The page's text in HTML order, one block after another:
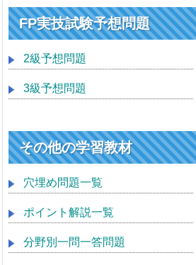
FP実技試験予想問題
2級予想問題
3級予想問題
その他の学習教材
穴埋め問題一覧
ポイント解説一覧
分野別一問一答問題